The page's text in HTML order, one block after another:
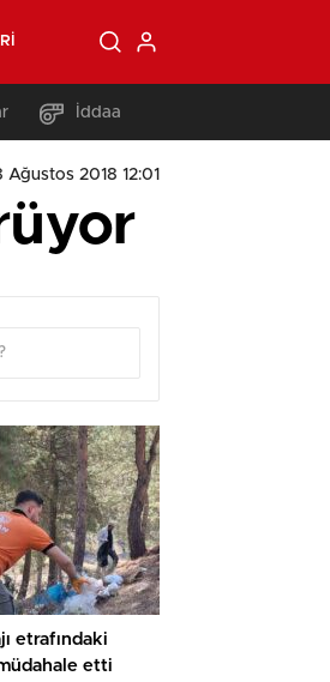
İddaa
Ağustos 2018 12:01
etrafındaki
etti